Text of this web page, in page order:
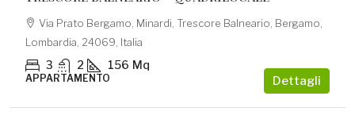
Via Prato Bergamo, Minardi, Trescore Balneario, Bergamo,
Lombardia, 24069, Italia
3 2 156 Mq
APPARTAMENTO Dettagli